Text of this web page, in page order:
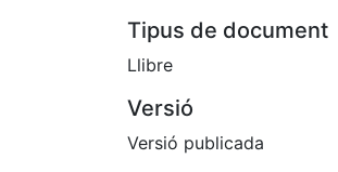
Tipus de document
Llibre
Versió
Versió publicada